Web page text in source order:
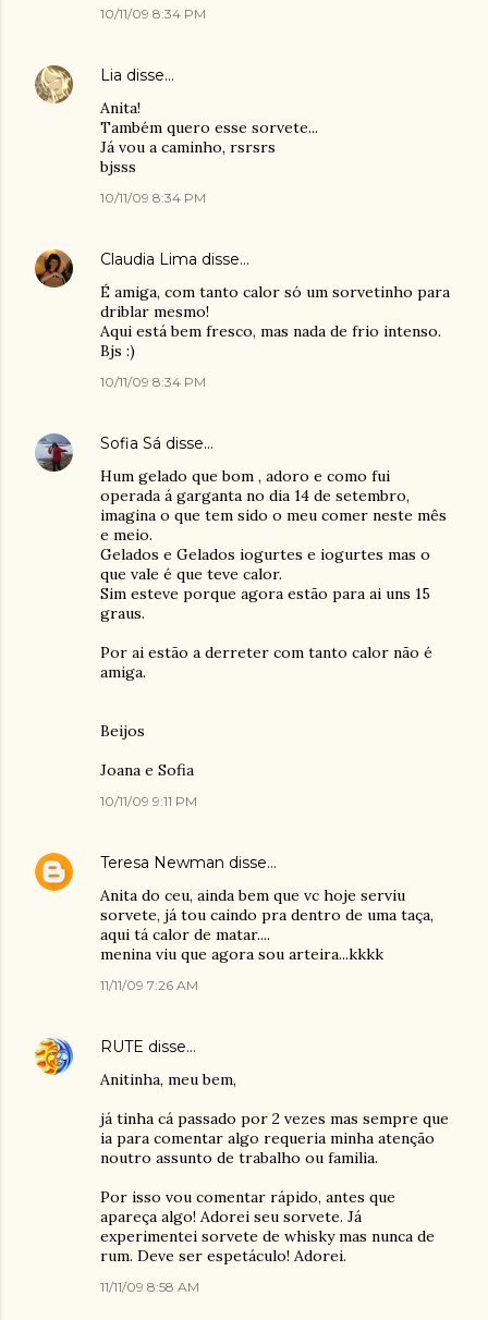
10/11/09 8:34 PM
Lia disse…
Anita!
Também quero esse sorvete...
Já vou a caminho, rsrsrs
bjsss
10/11/09 8:34 PM
Claudia Lima disse…
É amiga, com tanto calor só um sorvetinho para
driblar mesmo!
Aqui está bem fresco, mas nada de frio intenso.
Bjs :)
10/11/09 8:34 PM
Sofia Sá disse…
Hum gelado que bom , adoro e como fui
operada á garganta no dia 14 de setembro,
imagina o que tem sido o meu comer neste mês
e meio.
Gelados e Gelados iogurtes e iogurtes mas o
que vale é que teve calor.
Sim esteve porque agora estão para ai uns 15
graus.
Por ai estão a derreter com tanto calor não é
amiga.
Beijos
Joana e Sofia
10/11/09 9:11 PM
Teresa Newman disse…
Anita do ceu, ainda bem que vc hoje serviu
sorvete, já tou caindo pra dentro de uma taça,
aqui tá calor de matar....
menina viu que agora sou arteira...kkkk
11/11/09 7:26 AM
RUTE disse…
Anitinha, meu bem,
já tinha cá passado por 2 vezes mas sempre que
ia para comentar algo requeria minha atenção
noutro assunto de trabalho ou familia.
Por isso vou comentar rápido, antes que
apareça algo! Adorei seu sorvete. Já
experimentei sorvete de whisky mas nunca de
rum. Deve ser espetáculo! Adorei.
11/11/09 8:58 AM